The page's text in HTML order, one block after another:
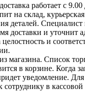
работает с
на склад,
деталей.
доставки и уточнит
и
магазина. Список
в корзине. Когда
уведомление. Для
сотруднику в